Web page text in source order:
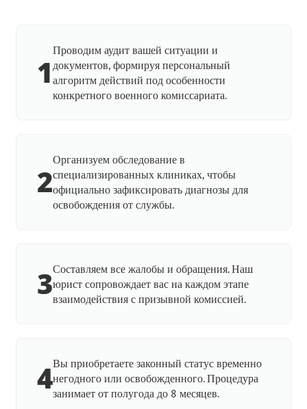
1
Проводим аудит вашей ситуации и
документов, формируя персональный
алгоритм действий под особенности
конкретного военного комиссариата.
2
Организуем обследование в
специализированных клиниках, чтобы
официально зафиксировать диагнозы для
освобождения от службы.
3Составляем все жалобы и обращения. Наш
юрист сопровождает вас на каждом этапе
взаимодействия с призывной комиссией.
4Вы приобретаете законный статус временно
негодного или освобожденного. Процедура
занимает от полугода до 8 месяцев.